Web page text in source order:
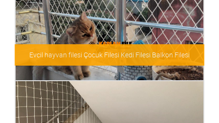
Evcil hayvan filesi Çocuk Filesi Kedi Filesi Balkon Filesi